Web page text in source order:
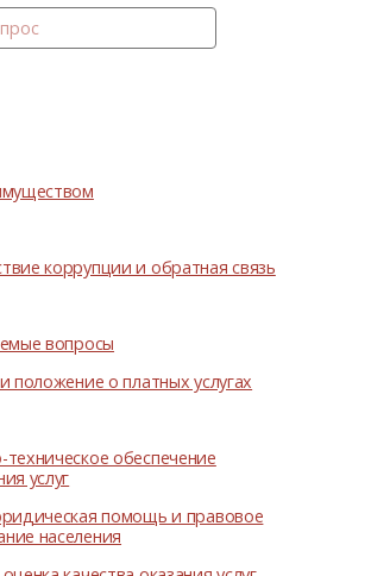
коррупции и обратная связь
вопросы
положение о платных услугах
обеспечение
услуг
помощь и правовое
населения